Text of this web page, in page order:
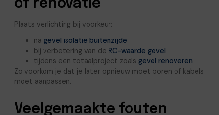
of renovatie
Plaats verlichting bij voorkeur:
na gevel isolatie buitenzijde
bij verbetering van de RC-waarde gevel
tijdens een totaalproject zoals gevel renoveren
Zo voorkom je dat je later opnieuw moet boren of kabels
moet aanpassen.
Veelgemaakte fouten